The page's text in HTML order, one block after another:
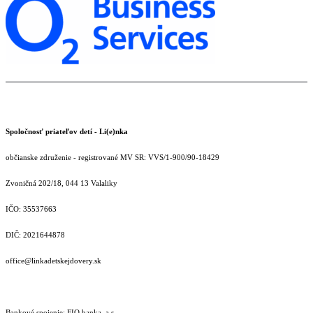
Spoločnosť priateľov detí - Li(e)nka
občianske združenie - registrované MV SR: VVS/1-900/90-18429
Zvoničná 202/18, 044 13 Valaliky
IČO: 35537663
DIČ: 2021644878
office@linkadetskejdovery.sk